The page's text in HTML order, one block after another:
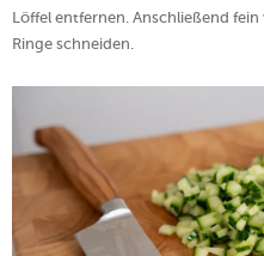
Löffel entfernen. Anschließend
Ringe schneiden.